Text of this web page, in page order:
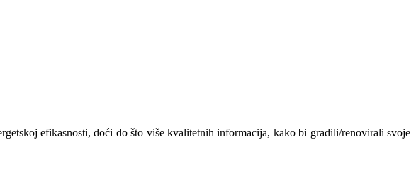
efikasnosti, doći do što više kvalitetnih informacija, kako bi gradili/renovirali svoje